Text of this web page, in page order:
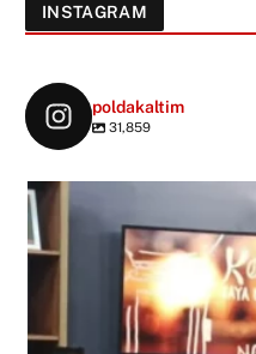
INSTAGRAM
poldakaltim
31,859